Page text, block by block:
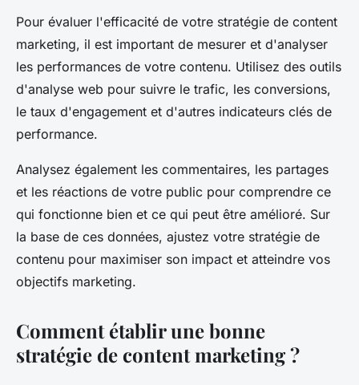
Pour évaluer l'efficacité de votre stratégie de content
marketing, il est important de mesurer et d'analyser
les performances de votre contenu. Utilisez des outils
d'analyse web pour suivre le trafic, les conversions,
le taux d'engagement et d'autres indicateurs clés de
performance.
Analysez également les commentaires, les partages
et les réactions de votre public pour comprendre ce
qui fonctionne bien et ce qui peut être amélioré. Sur
la base de ces données, ajustez votre stratégie de
contenu pour maximiser son impact et atteindre vos
objectifs marketing.
Comment établir une bonne
stratégie de content marketing ?